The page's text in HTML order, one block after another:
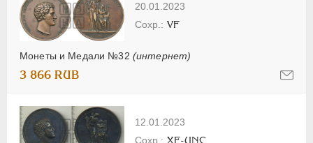
20.01.2023
Монеты и Медали №32 (интернет)
VF
3 866 RUB
12.01.2023
XF-UNC